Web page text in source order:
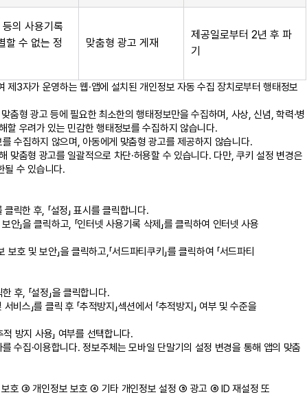
등의 사용기록
할 수 없는 정
맞춤형 광고 게재
제공일로부터 2년 후 파
기
제3자가 운영하는 웹·앱에 설치된 개인정보 자동 수집 장치로부터 행태정보
춤형 광고 등에 필요한 최소한의 행태정보만을 수집하며, 사상, 신념, 학력·병
할 우려가 있는 민감한 행태정보를 수집하지 않습니다.
수집하지 않으며, 아동에게 맞춤형 광고를 제공하지 않습니다.
맞춤형 광고를 일괄적으로 차단·허용할 수 있습니다. 다만, 쿠키 설정 변경은
될 수 있습니다.
릭한 후, 「설정」 표시를 클릭합니다.
안」을 클릭하고, 「인터넷 사용기록 삭제」를 클릭하여 인터넷 사용
호 및 보안」을 클릭하고,「서드파티쿠키」를 클릭하여 「서드파티
후, 「설정」을 클릭합니다.
비스」를 클릭 후 「추적방지」섹션에서 「추적방지」 여부 및 수준을
방지 사용」 여부를 선택합니다.
수집·이용합니다. 정보주체는 모바일 단말기의 설정 변경을 통해 앱의 맞춤
호 ③ 개인정보 보호 ④ 기타 개인정보 설정 ⑤ 광고 ⑥ ID 재설정 또